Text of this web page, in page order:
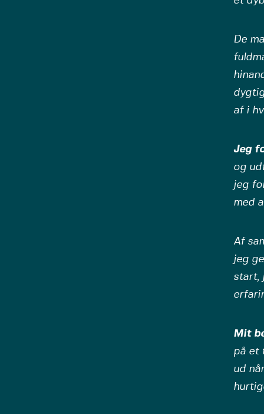
De
af i
Jeg
og
jeg
med
Af
jeg
start,
Mit
på et
ud